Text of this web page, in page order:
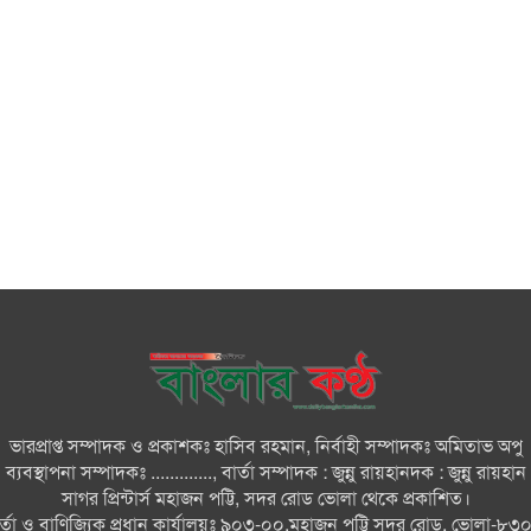
ভারপ্রাপ্ত সম্পাদক ও প্রকাশকঃ হাসিব রহমান, নির্বাহী সম্পাদকঃ অমিতাভ অপু
ব্যবস্থাপনা সম্পাদকঃ ............., বার্তা সম্পাদক : জুন্নু রায়হানদক : জুন্নু রায়হান
সাগর প্রিন্টার্স মহাজন পট্টি, সদর রোড ভোলা থেকে প্রকাশিত।
ও বাণিজ্যিক প্রধান কার্যালয়ঃ ৯০৩-০০,মহাজন পট্টি সদর রোড, ভোলা-